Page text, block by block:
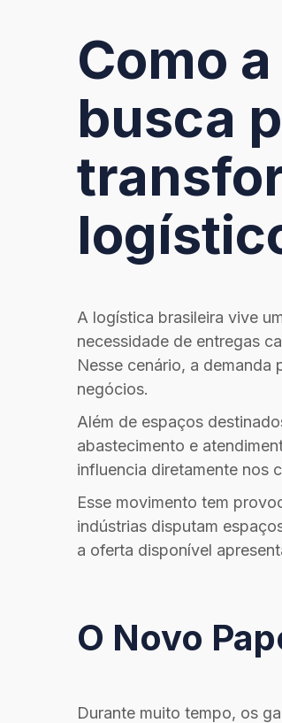
Como
busca
A logística brasileira vive
necessidade de entregas
Nesse cenário, a
negócios.
Além de espaços
abastecimento e
influencia diretamente nos
Esse movimento tem
indústrias disputam
a oferta disponível
O Novo
Durante muito tempo, os